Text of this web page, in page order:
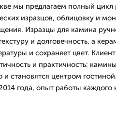
мы предлагаем полный цикл
изразцов, облицовку и
Изразцы для камина
и долговечность, а
и сохраняет цвет.
и практичность:
становятся центром гостиной.
года, опыт работы каждого